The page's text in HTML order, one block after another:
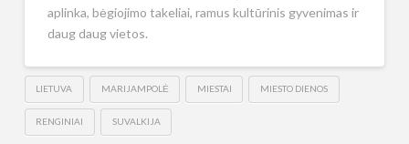
aplinka, bėgiojimo takeliai, ramus kultūrinis gyvenimas ir
daug daug vietos.
LIETUVA MARIJAMPOLĖ MIESTAI MIESTO DIENOS
RENGINIAI SUVALKIJA